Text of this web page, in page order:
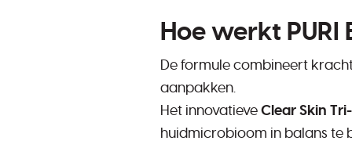
Hoe werkt PURI
De formule combineert
aanpakken.
Het innovatieve Clear Skin
huidmicrobioom in balans te